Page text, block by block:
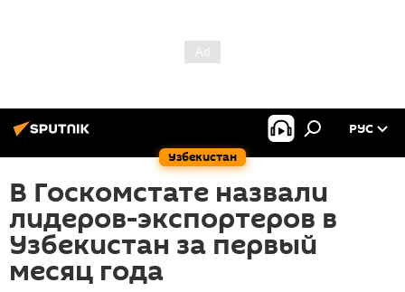
Узбекистан
РУС
В Госкомстате назвали
лидеров-экспортеров в
Узбекистан за первый
месяц года